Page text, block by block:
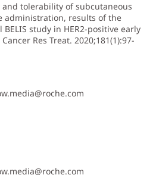
and tolerability of subcutaneous
administration, results of the
study in HER2-positive early
Res Treat. 2020;181(1):97-